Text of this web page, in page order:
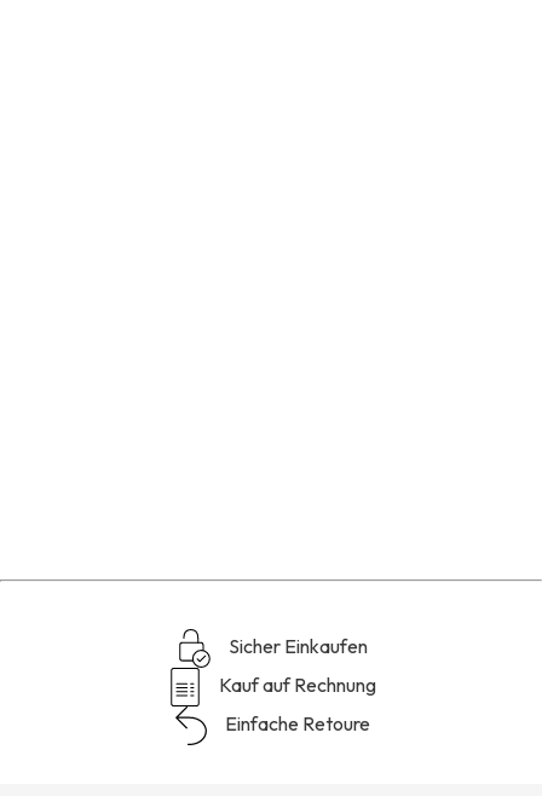
Sicher Einkaufen
Kauf auf Rechnung
Einfache Retoure